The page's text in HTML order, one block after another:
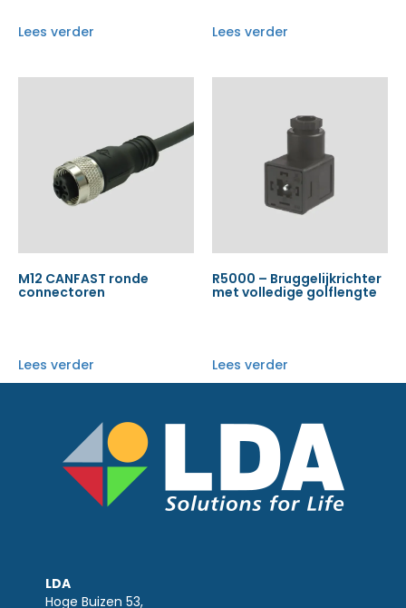
Lees verder Lees verder
M12 CANFAST ronde
connectoren
Lees verder
R5000 – Bruggelijkrichter
met volledige golflengte
Lees verder
LDA
Hoge Buizen 53,